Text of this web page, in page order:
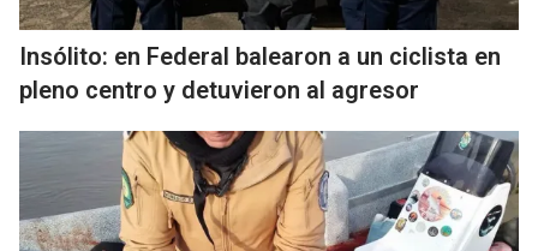
Insólito: en Federal balearon a un ciclista en
pleno centro y detuvieron al agresor